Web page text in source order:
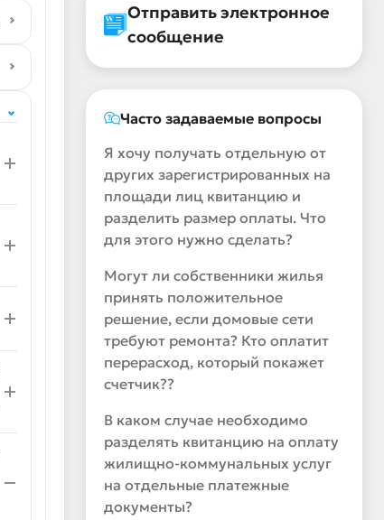
Отправить электронное
сообщение
Часто задаваемые вопросы
Я хочу получать отдельную от
других зарегистрированных на
площади лиц квитанцию и
разделить размер оплаты. Что
для этого нужно сделать?
Могут ли собственники жилья
принять положительное
решение, если домовые сети
требуют ремонта? Кто оплатит
перерасход, который покажет
счетчик??
В каком случае необходимо
разделять квитанцию на оплату
жилищно-коммунальных услуг
на отдельные платежные
документы?